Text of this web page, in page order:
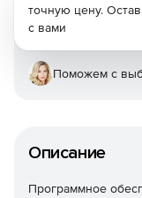
Описание
Программное
точную цену.
с вами
Поможем с